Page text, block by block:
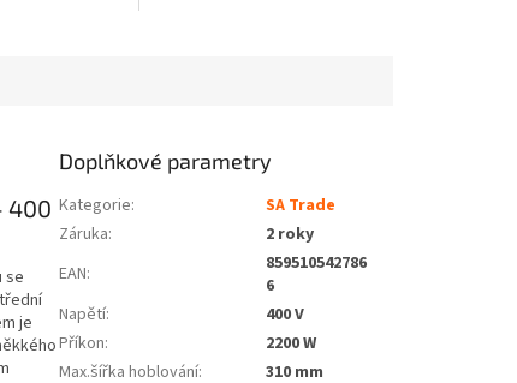
400
se
je
Doplňkové parametry
Kategorie:
SA Trade
Záruka:
2 roky
EAN:
859510542786
6
Napětí:
400 V
Příkon:
2200 W
Max.šířka hoblování:
310 mm